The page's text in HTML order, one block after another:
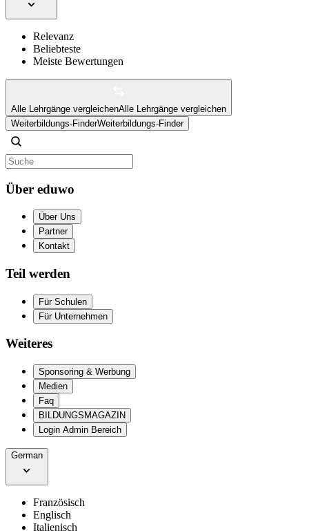
Relevanz
Beliebteste
Meiste Bewertungen
Alle Lehrgänge vergleichenAlle Lehrgänge vergleichen
Weiterbildungs-FinderWeiterbildungs-Finder
Über eduwo
Über Uns
Partner
Kontakt
Teil werden
Für Schulen
Für Unternehmen
Weiteres
Sponsoring & Werbung
Medien
Faq
BILDUNGSMAGAZIN
Login Admin Bereich
German
Französisch
Englisch
Italienisch